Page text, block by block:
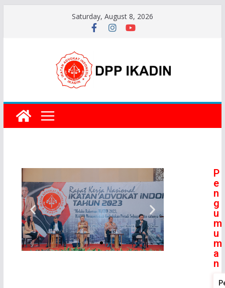
Saturday, August 8, 2026
P
e
n
g
u
m
u
m
a
n